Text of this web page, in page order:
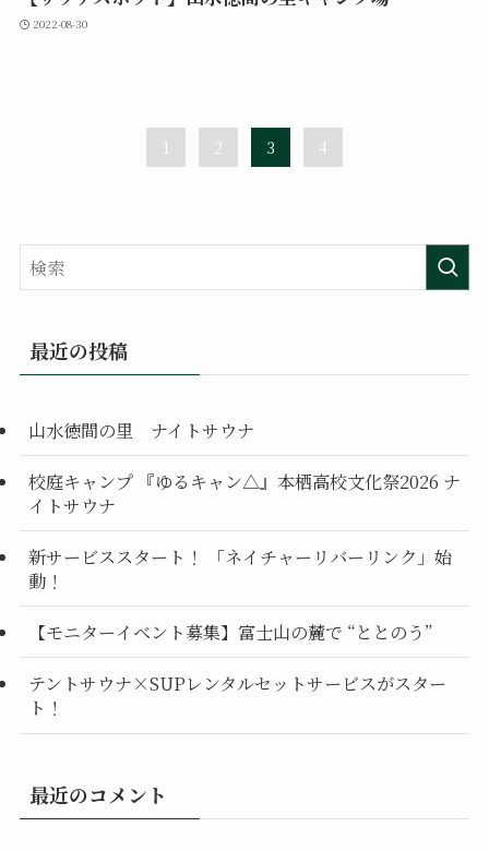
2022-08-30
1 2 3 4
最近の投稿
山水徳間の里 ナイトサウナ
校庭キャンプ 『ゆるキャン△』本栖高校文化祭2026 ナ
イトサウナ
新サービススタート！ 「ネイチャーリバーリンク」始
動！
【モニターイベント募集】富士山の麓で “ととのう”
テントサウナ×SUPレンタルセットサービスがスター
ト！
最近のコメント